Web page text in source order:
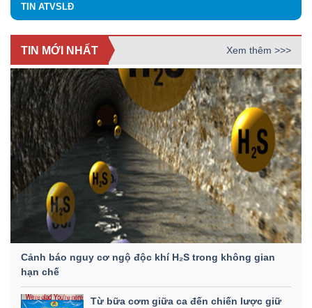
TIN ATVSLĐ
TIN MỚI NHẤT Xem thêm >>>
Cảnh báo nguy cơ ngộ độc khí H₂S trong không gian
hạn chế
Từ bữa cơm giữa ca đến chiến lược giữ